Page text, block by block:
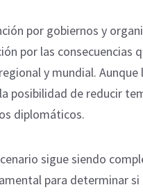
por gobiernos y
por las consecuencias
y mundial.
posibilidad de reducir
diplomáticos.
sigue siendo
para determinar